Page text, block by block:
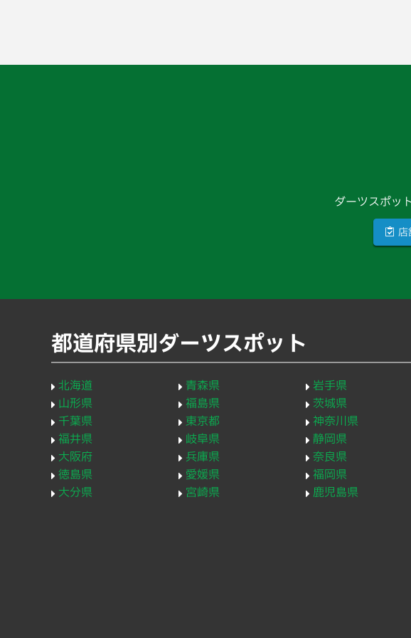
ダーツスポッ
店
都道府県別ダーツスポット
北海道 青森県 岩手県
山形県
福島県 茨城県
千葉県
東京都 神奈川県
福井県
岐阜県 静岡県
大阪府
兵庫県 奈良県
徳島県
愛媛県 福岡県
大分県
宮崎県 鹿児島県